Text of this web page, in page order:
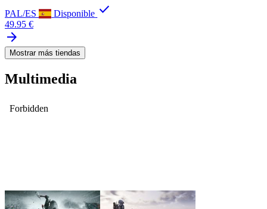
PAL/ES Disponible check
49.95 €
arrow_forward
Mostrar más tiendas
Multimedia